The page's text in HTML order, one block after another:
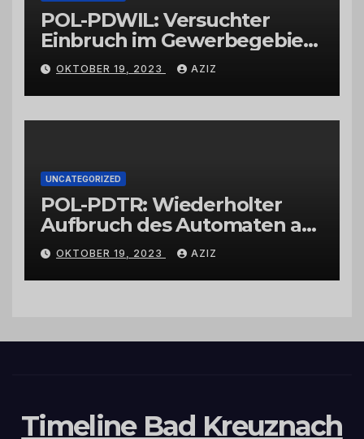
POL-PDWIL: Versuchter
Einbruch im Gewerbegebiet
Wittlich
OKTOBER 19, 2023 AZIZ
UNCATEGORIZED
POL-PDTR: Wiederholter
Aufbruch des Automaten am
Wohnmobilstellplatz in
Hermeskeil am Labachweg
OKTOBER 19, 2023 AZIZ
Timeline Bad Kreuznach